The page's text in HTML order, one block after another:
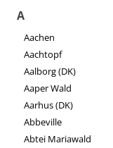
A
Aachen
Aachtopf
Aalborg (DK)
Aaper Wald
Aarhus (DK)
Abbeville
Abtei Mariawald